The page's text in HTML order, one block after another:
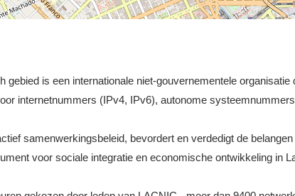
is een internationale niet-gouvernementele
internetnummers (IPv4, IPv6), autonome
samenwerkingsbeleid, bevordert en verdedigt de
voor sociale integratie en economische ontwikkeling in